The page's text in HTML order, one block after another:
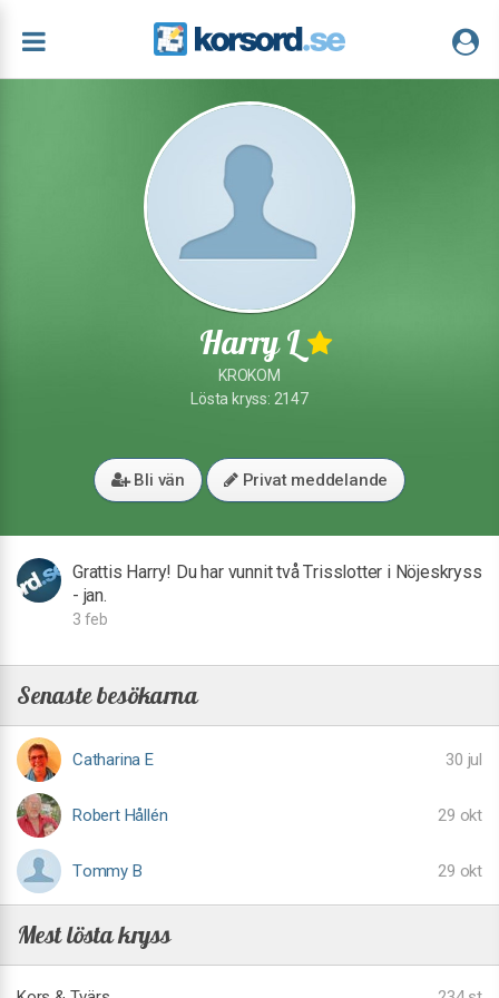
Harry L
KROKOM
Lösta kryss: 2147
Bli vän Privat meddelande
Grattis Harry! Du har vunnit två Trisslotter i Nöjeskryss
- jan.
3 feb
Senaste besökarna
Catharina E 30 jul
Robert Hållén 29 okt
Tommy B 29 okt
Mest lösta kryss